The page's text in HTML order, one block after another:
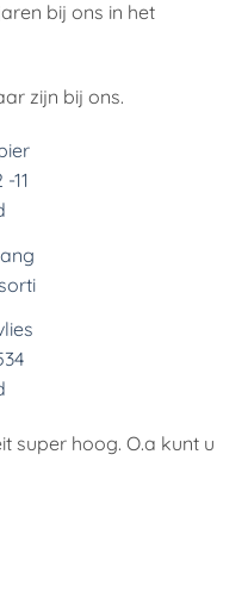
bij ons in het
zijn bij ons.
super hoog. O.a kunt u